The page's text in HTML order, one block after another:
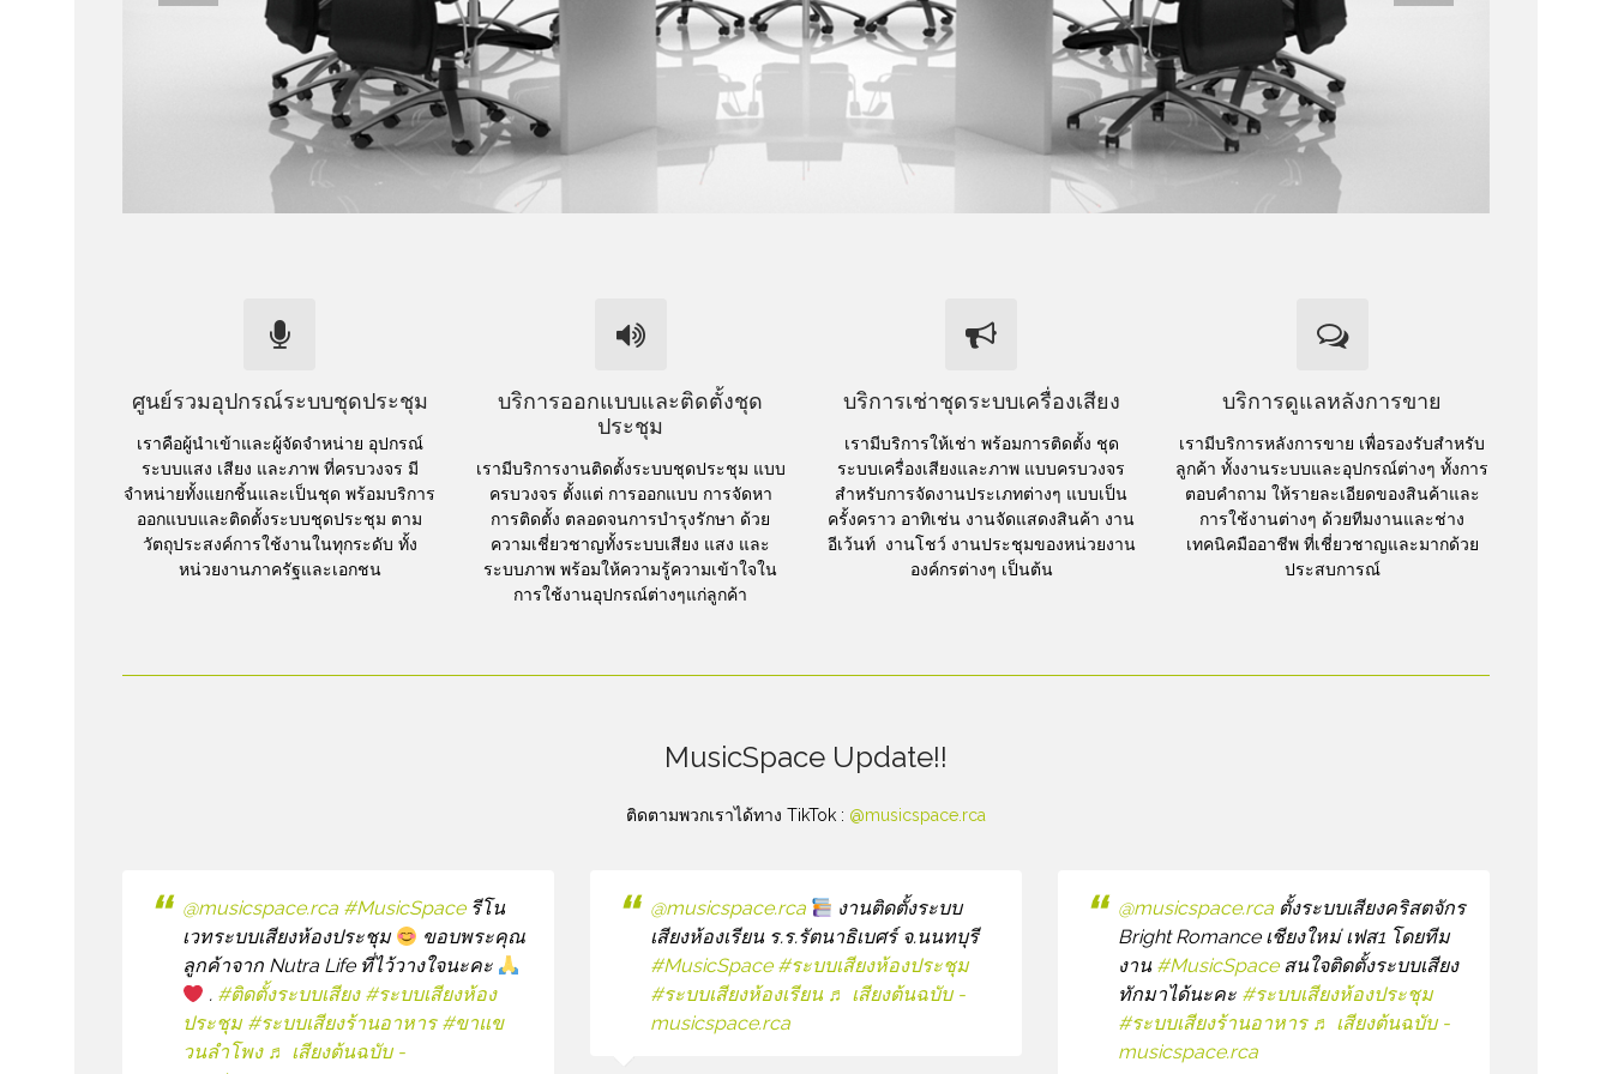
ศูนย์รวมอุปกรณ์ระบบชุดประชุม
เราคือผู้นำเข้าและผู้จัดจำหน่าย อุปกรณ์
ระบบแสง เสียง และภาพ ที่ครบวงจร มี
จำหน่ายทั้งแยกชิ้นและเป็นชุด พร้อมบริการ
ออกแบบและติดตั้งระบบชุดประชุม ตาม
วัตถุประสงค์การใช้งานในทุกระดับ ทั้ง
หน่วยงานภาครัฐและเอกชน
บริการออกแบบและติดตั้งชุด
ประชุม
เรามีบริการงานติดตั้งระบบชุดประชุม แบบ
ครบวงจร ตั้งแต่ การออกแบบ การจัดหา
การติดตั้ง ตลอดจนการบำรุงรักษา ด้วย
ความเชี่ยวชาญทั้งระบบเสียง แสง และ
ระบบภาพ พร้อมให้ความรู้ความเข้าใจใน
การใช้งานอุปกรณ์ต่างๆแก่ลูกค้า
บริการเช่าชุดระบบเครื่องเสียง
เรามีบริการให้เช่า พร้อมการติดตั้ง ชุด
ระบบเครื่องเสียงและภาพ แบบครบวงจร
สำหรับการจัดงานประเภทต่างๆ แบบเป็น
ครั้งคราว อาทิเช่น งานจัดแสดงสินค้า งาน
อีเว้นท์ งานโชว์ งานประชุมของหน่วยงาน
องค์กรต่างๆ เป็นต้น
บริการดูแลหลังการขาย
เรามีบริการหลังการขาย เพื่อรองรับสำหรับ
ลูกค้า ทั้งงานระบบและอุปกรณ์ต่างๆ ทั้งการ
ตอบคำถาม ให้รายละเอียดของสินค้าและ
การใช้งานต่างๆ ด้วยทีมงานและช่าง
เทคนิคมืออาชีพ ที่เชี่ยวชาญและมากด้วย
ประสบการณ์
MusicSpace Update!!
ติดตามพวกเราได้ทาง TikTok : @musicspace.rca
@musicspace.rca #MusicSpaceรีโน
เวทระบบเสียงห้องประชุม
ขอบพระคุณ
ลูกค้าจาก Nutra Life ที่ไว้วางใจนะคะ
. #ติดตั้งระบบเสียง #ระบบเสียงห้อง
ประชุม #ระบบเสียงร้านอาหาร #ขาแข
วนลําโพง ♬ เสียงต้นฉบับ -
@musicspace.rca
งานติดตั้งระบบ
เสียงห้องเรียน ร.ร.รัตนาธิเบศร์ จ.นนทบุรี
#MusicSpace #ระบบเสียงห้องประชุม
#ระบบเสียงห้องเรียน ♬ เสียงต้นฉบับ -
musicspace.rca
@musicspace.rca ตั้งระบบเสียงคริสตจักร
Bright Romance เชียงใหม่ เฟส1 โดยทีม
งาน #MusicSpaceสนใจติดตั้งระบบเสียง
ทักมาได้นะคะ #ระบบเสียงห้องประชุม
#ระบบเสียงร้านอาหาร ♬ เสียงต้นฉบับ -
musicspace.rca